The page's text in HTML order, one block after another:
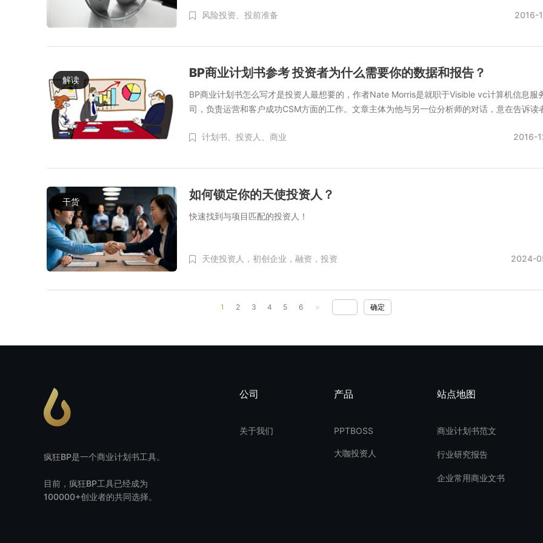
风险投资、 投前准备 2016-
解读 BP商业计划书参考 投资者为什么需要你的数据和报告？
BP商业计划书怎么写才是投资人最想要的，作者Nate Morris是就职于Visible vc计算机信息服
司，负责运营和客户成功CSM方面的工作。文章主体为他与另一位分析师的对话，意在告诉读
计划书、 投资人、 商业 2016-
干货 如何锁定你的天使投资人？
快速找到与项目匹配的投资人！
天使投资人，初创企业，融资，投资 2024-
1 2 3 4 5 6 > 确定
疯狂BP是一个商业计划书工具。
目前，疯狂BP工具已经成为
100000+创业者的共同选择。
公司
关于我们
产品
PPTBOSS
大咖投资人
站点地图
商业计划书范文
行业研究报告
企业常用商业文书